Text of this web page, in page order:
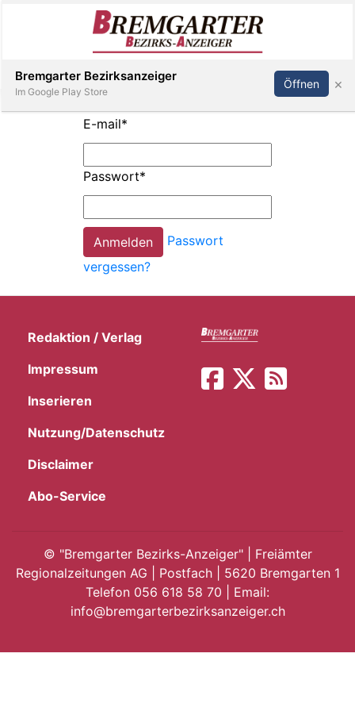
E-
App
Inserieren Abonnieren Anmelden
E-mail*
Passwort*
Passwort
vergessen?
Redaktion / Verlag
Impressum
Inserieren
Nutzung/Datenschutz
Disclaimer
Abo-Service
© "Bremgarter Bezirks-Anzeiger" | Freiämter
Regionalzeitungen AG | Postfach | 5620 Bremgarten 1
Telefon 056 618 58 70 | Email:
info@bremgarterbezirksanzeiger.ch
Bremgarter Bezirksanzeiger
Im Google Play Store
Öffnen ×